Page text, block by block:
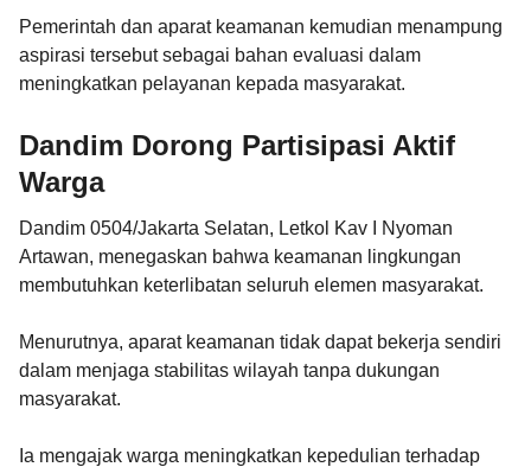
Pemerintah dan aparat keamanan kemudian menampung
aspirasi tersebut sebagai bahan evaluasi dalam
meningkatkan pelayanan kepada masyarakat.
Dandim Dorong Partisipasi Aktif
Warga
Dandim 0504/Jakarta Selatan, Letkol Kav I Nyoman
Artawan, menegaskan bahwa keamanan lingkungan
membutuhkan keterlibatan seluruh elemen masyarakat.
Menurutnya, aparat keamanan tidak dapat bekerja sendiri
dalam menjaga stabilitas wilayah tanpa dukungan
masyarakat.
Ia mengajak warga meningkatkan kepedulian terhadap